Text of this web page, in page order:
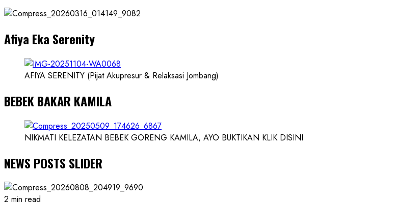
Dokter
Ilmuwan
Afiya Eka Serenity
AFIYA SERENITY (Pijat Akupresur & Relaksasi Jombang)
BEBEK BAKAR KAMILA
NIKMATI KELEZATAN BEBEK GORENG KAMILA, AYO BUKTIKAN KLIK DISINI
NEWS POSTS SLIDER
2 min read